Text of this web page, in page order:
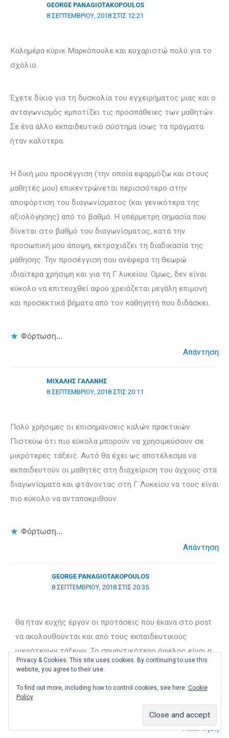
GEORGE PANAGIOTAKOPOULOS
8 ΣΕΠΤΕΜΒΡΊΟΥ, 2018 ΣΤΙΣ 12:21
Καλημέρα κύριε Μαρκόπουλε και ευχαριστώ πολύ για το
σχόλιο.
Έχετε δίκιο για τη δυσκολία του εγχειρήματος μιας και ο
ανταγωνισμός εμποτίζει τις προσπάθειες των μαθητών.
Σε ένα άλλο εκπαιδευτικό σύστημα ίσως τα πράγματα
ήταν καλύτερα.
Η δική μου προσέγγιση (την οποία εφαρμόζω και στους
μαθητές μου) επικεντρώνεται περισσότερο στην
αποφόρτιση του διαγωνίσματος (και γενικότερα της
αξιολόγησης) από το βαθμό. Η υπέρμετρη σημασία που
δίνεται στο βαθμό του διαγωνίσματος, κατά την
προσωπική μου άποψη, εκτροχιάζει τη διαδικασία της
μάθησης. Την προσέγγιση που ανέφερα τη θεωρώ
ιδιαίτερα χρήσιμη και για τη Γ λυκείου. Όμως, δεν είναι
εύκολο να επιτευχθεί αφού χρειάζεται μεγάλη επιμονή
και προσεκτικά βήματα από τον καθηγητή που διδάσκει.
Φόρτωση...
Απάντηση
ΜΙΧΆΛΗΣ ΓΑΛΆΝΗΣ
8 ΣΕΠΤΕΜΒΡΊΟΥ, 2018 ΣΤΙΣ 20:11
Πολύ χρήσιμες οι επισημάνσεις καλών πρακτικών.
Πιστεύω ότι πιο εύκολα μπορούν να χρησιμεύσουν σε
μικρότερες τάξεις. Αυτό θα έχει ως αποτέλεσμα να
εκπαιδευτούν οι μαθητές στη διαχείριση του άγχους στα
διαγωνίσματα και φτάνοντας στη Γ΄Λυκείου να τους είναι
πιο εύκολο να ανταποκριθούν.
Φόρτωση...
Απάντηση
GEORGE PANAGIOTAKOPOULOS
8 ΣΕΠΤΕΜΒΡΊΟΥ, 2018 ΣΤΙΣ 20:35
θα ήταν ευχής έργον οι προτάσεις που έκανα στο post
να ακολουθούνται και από τους εκπαιδευτικούς
μικρότερων τάξεων. Το σημαντικότερο όφελος είναι η
απενοχοποίηση του λάθους και η καλλιέργεια
Απάντηση
Privacy & Cookies: This site uses cookies. By continuing to use this
website, you agree to their use.
To find out more, including how to control cookies, see here: Cookie
Policy